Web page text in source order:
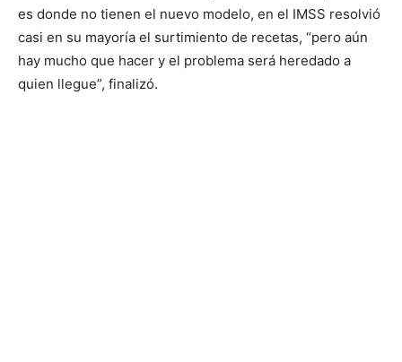
es donde no tienen el nuevo modelo, en el IMSS resolvió
casi en su mayoría el surtimiento de recetas, “pero aún
hay mucho que hacer y el problema será heredado a
quien llegue”, finalizó.